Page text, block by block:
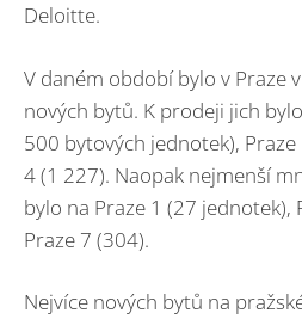
Deloitte.
V daném období bylo v Praze
nových bytů. K prodeji jich
500 bytových jednotek),
4 (1 227). Naopak nejmenší
bylo na Praze 1 (27 jednotek),
Praze 7 (304).
Nejvíce nových bytů na